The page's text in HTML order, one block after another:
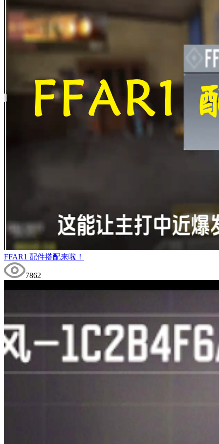
FFAR1 配件搭配来啦！
7862